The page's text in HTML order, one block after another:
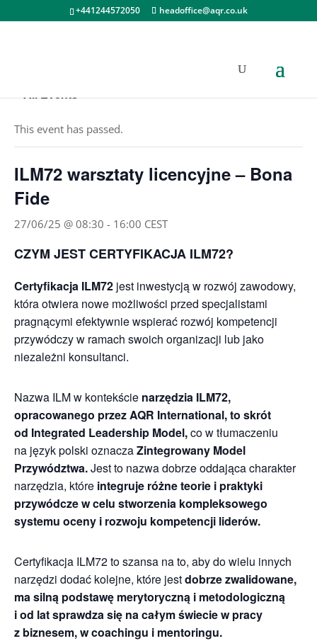
+441244572050 headoffice@aqr.co.uk
« All Events
This event has passed.
ILM72 warsztaty licencyjne – Bona
Fide
27/06/25 @ 08:30 - 16:00 CEST
CZYM JEST CERTYFIKACJA ILM72?
Certyfikacja ILM72 jest inwestycją w rozwój zawodowy,
która otwiera nowe możliwości przed specjalistami
pragnącymi efektywnie wspierać rozwój kompetencji
przywódczy w ramach swoich organizacji lub jako
niezależni konsultanci.
Nazwa ILM w kontekście narzędzia ILM72,
opracowanego przez AQR International, to skrót
od Integrated Leadership Model,co w tłumaczeniu
na język polski oznaczaZintegrowany Model
Przywództwa.Jest to nazwa dobrze oddająca charakter
narzędzia, które integruje różne teorie i praktyki
przywódcze w celu stworzenia kompleksowego
systemu oceny i rozwoju kompetencji liderów.
Certyfikacja ILM72 to szansa na to, aby do wielu innych
narzędzi dodać kolejne, które jestdobrze zwalidowane,
ma silną podstawę merytoryczną i metodologiczną
i od lat sprawdza się na całym świecie w pracy
z biznesem, w coachingu i mentoringu.